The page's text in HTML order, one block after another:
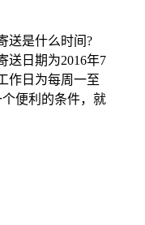
送是什么时间?
送日期为2016年7
作日为每周一至
便利的条件，就